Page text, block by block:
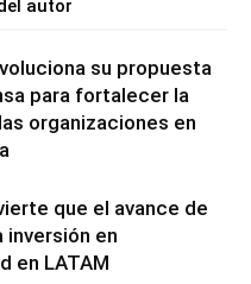
autor
su propuesta
para fortalecer la
organizaciones en
que el avance de
inversión en
en LATAM